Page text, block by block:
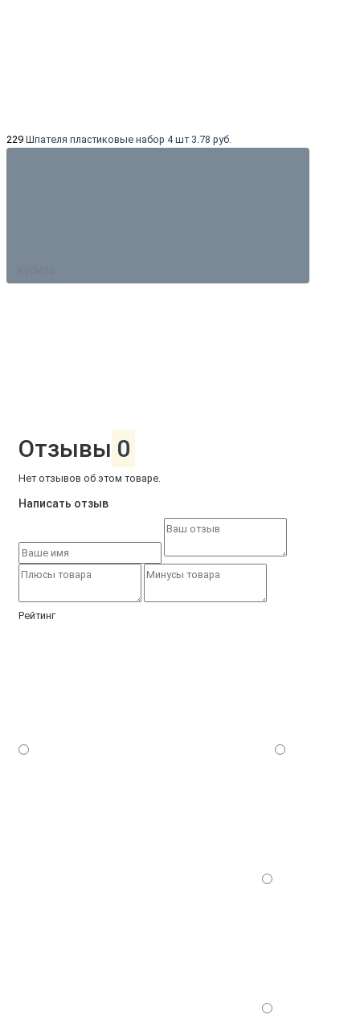
229 Шпателя пластиковые набор 4 шт 3.78 руб.
Отзывы 0
Нет отзывов об этом товаре.
Написать отзыв
Рейтинг